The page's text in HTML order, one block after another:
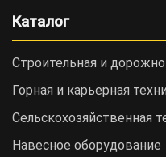
Каталог
Строительная и
Горная и карьерная
Сельскохозяйственная
Навесное оборудование